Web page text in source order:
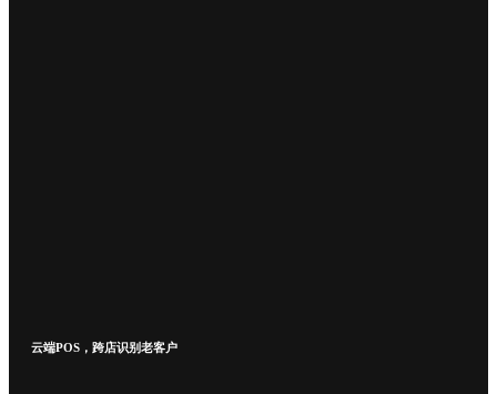
云端POS，跨店识别老客户